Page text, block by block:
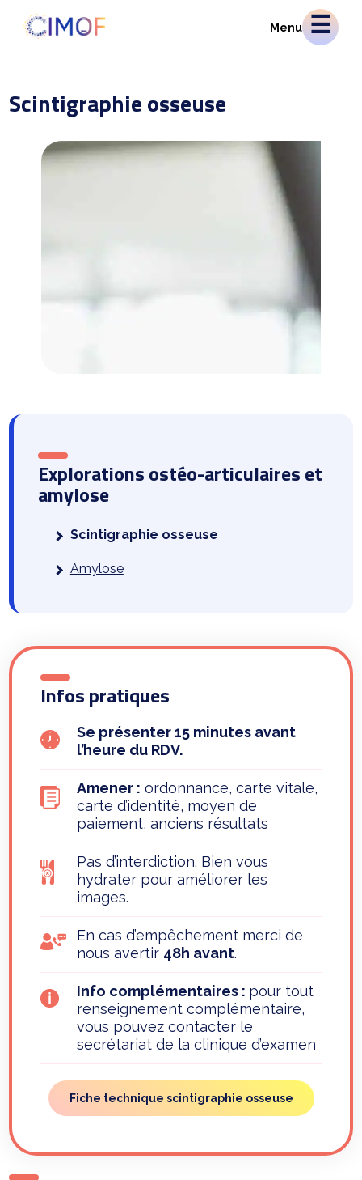
Menu
Scintigraphie osseuse
Explorations ostéo-articulaires et
amylose
Scintigraphie osseuse
Amylose
Infos pratiques
Se présenter 15 minutes avant
l’heure du RDV.
Amener : ordonnance, carte vitale,
carte d’identité, moyen de
paiement, anciens résultats
Pas d’interdiction. Bien vous
hydrater pour améliorer les
images.
En cas d’empêchement merci de
nous avertir 48h avant.
Info complémentaires : pour tout
renseignement complémentaire,
vous pouvez contacter le
secrétariat de la clinique d’examen
Fiche technique scintigraphie osseuse